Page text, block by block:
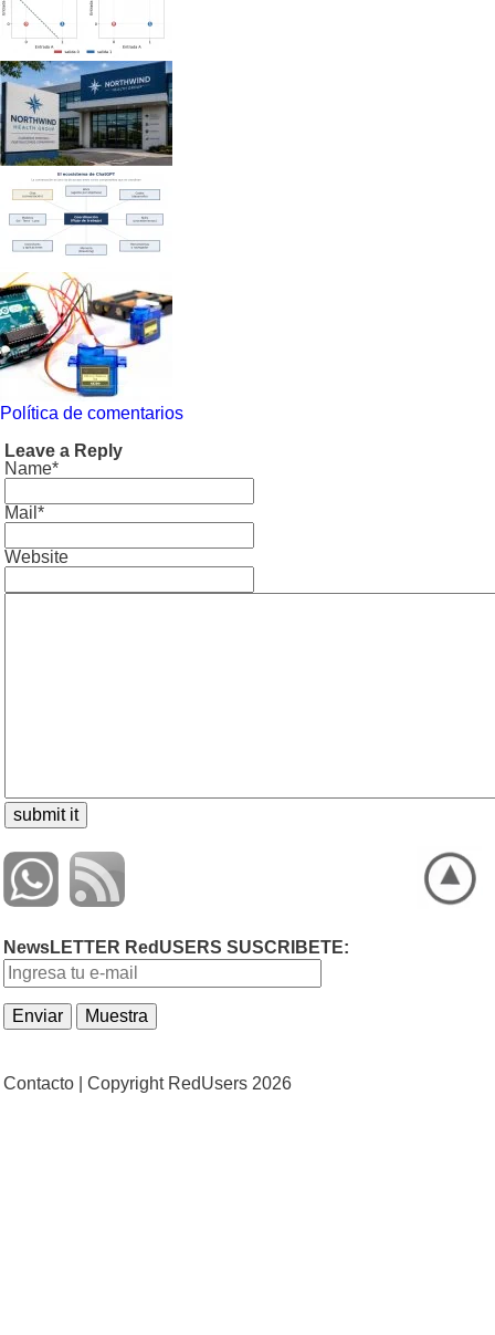
Política de comentarios
Leave a Reply
Name*
Mail*
Website
NewsLETTER RedUSERS SUSCRIBETE:
Contacto | Copyright RedUsers 2026